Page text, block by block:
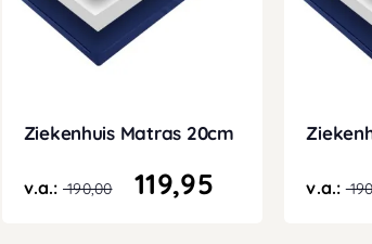
Ziekenhuis Matras 20cm
v.a.: 190,00 119,95 v.a.: